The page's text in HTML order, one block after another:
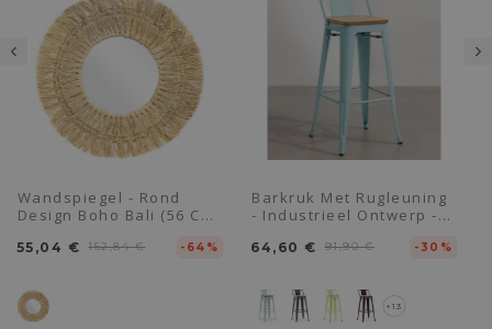
Wandspiegel - Rond
Design Boho Bali (56 Cm)
55,04 € 152,84 € -64%
Barkruk Met Rugleuning
- Industrieel Ontwerp -
Nieuwe Editie - Stylix
64,60 € 91,90 € -30%
+13